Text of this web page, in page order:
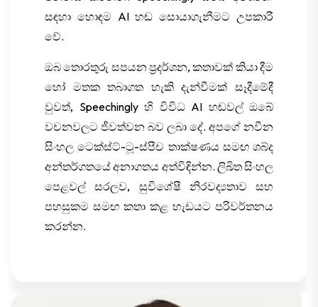
සඳහා හොඳම AI හඬ සොයාගැනීමට උපකාරී
වේ.
ඔබ තොරතුරු සපයන ප්‍රදර්ශන, කතාවක් කියා දීම
හෝ මතක තබාගත හැකි දැන්වීමක් සෑදීමේදී
වුවත්, Speechingly හි විවිධ AI හඬවල් ඔබේ
වචනවලට ජීවත්වන බව ලබා දේ. අපගේ නවීන
සිංහල ටෙක්ස්ට්-ටූ-ස්පීච තාක්ෂණය සමඟ ශබ්ද
අන්තර්ගතයේ අනාගතය අත්විඳින්න. ලිඛිත සිංහල
පෙළවල් සරලව, සුවිශේෂී නිරවද්‍යතාව සහ
පහසුකම සමඟ කතා කළ හැඩයට පරිවර්තනය
කරන්න.